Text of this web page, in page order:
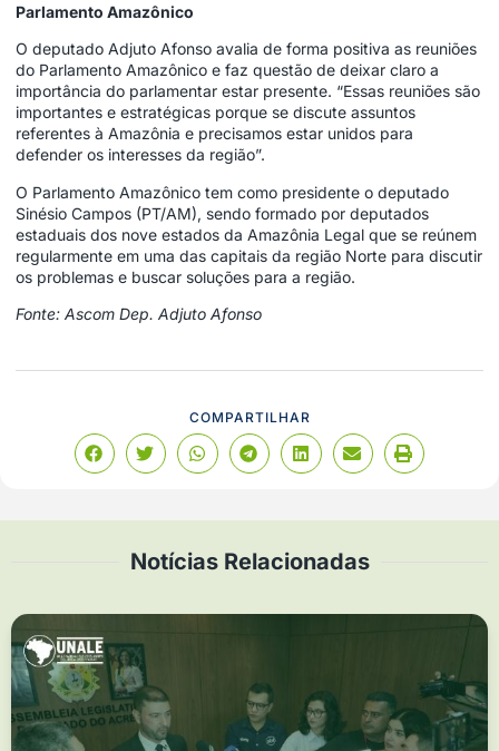
Parlamento Amazônico
O deputado Adjuto Afonso avalia de forma positiva as reuniões
do Parlamento Amazônico e faz questão de deixar claro a
importância do parlamentar estar presente. “Essas reuniões são
importantes e estratégicas porque se discute assuntos
referentes à Amazônia e precisamos estar unidos para
defender os interesses da região”.
O Parlamento Amazônico tem como presidente o deputado
Sinésio Campos (PT/AM), sendo formado por deputados
estaduais dos nove estados da Amazônia Legal que se reúnem
regularmente em uma das capitais da região Norte para discutir
os problemas e buscar soluções para a região.
Fonte: Ascom Dep. Adjuto Afonso
COMPARTILHAR
Notícias Relacionadas